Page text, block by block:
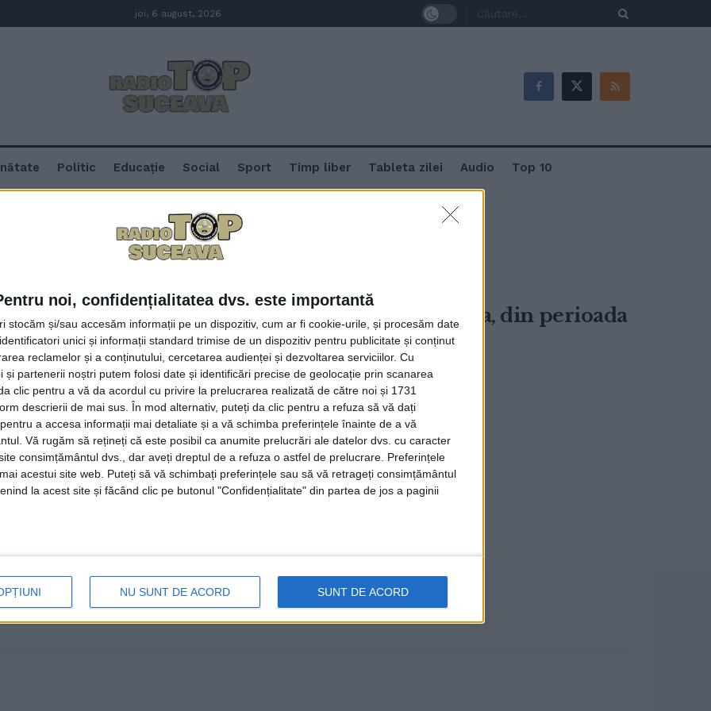
noi, confidențialitatea dvs. este importantă
stocăm și/sau accesăm informații pe un dispozitiv, cum ar fi cookie-urile, și procesăm date
unici și informații standard trimise de un dispozitiv pentru publicitate și conținut
reclamelor și a conținutului, cercetarea audienței și dezvoltarea serviciilor. Cu
și partenerii noștri putem folosi date și identificări precise de geolocație prin scanarea
clic pentru a vă da acordul cu privire la prelucrarea realizată de către noi și 1731
descrierii de mai sus. În mod alternativ, puteți da clic pentru a refuza să vă dați
a accesa informații mai detaliate și a vă schimba preferințele înainte de a vă
Vă rugăm să rețineți că este posibil ca anumite prelucrări ale datelor dvs. cu caracter
consimțământul dvs., dar aveți dreptul de a refuza o astfel de prelucrare. Preferințele
acestui site web. Puteți să vă schimbați preferințele sau să vă retrageți consimțământul
la acest site și făcând clic pe butonul "Confidențialitate" din partea de jos a paginii
NU SUNT DE ACORD SUNT DE ACORD
joi, 6 august, 2026
Politic Educație Social Sport Timp liber Tableta zilei Audio Top 10
la Suceava
medieval de la Suceava
Programul festivalului medieval de la Suceava, din perioada
17-20 august (Foto)
1 AUGUST, 2023